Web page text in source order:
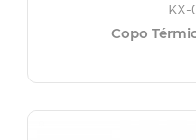
Copo